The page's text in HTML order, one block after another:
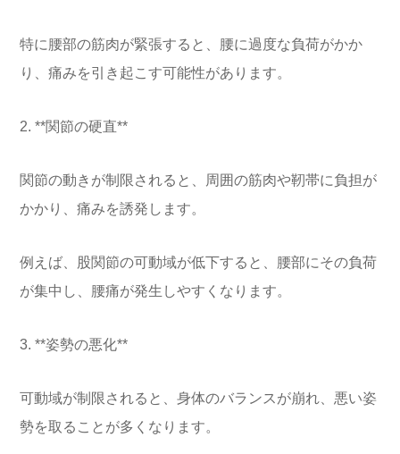
特に腰部の筋肉が緊張すると、腰に過度な負荷がかか
り、痛みを引き起こす可能性があります。
2. **関節の硬直**
関節の動きが制限されると、周囲の筋肉や靭帯に負担が
かかり、痛みを誘発します。
例えば、股関節の可動域が低下すると、腰部にその負荷
が集中し、腰痛が発生しやすくなります。
3. **姿勢の悪化**
可動域が制限されると、身体のバランスが崩れ、悪い姿
勢を取ることが多くなります。